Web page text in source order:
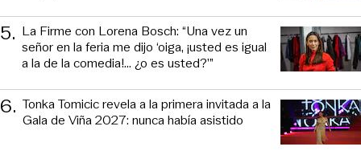
5. La Firme con Lorena Bosch: “Una vez un
señor en la feria me dijo ‘oiga, ¡usted es igual
a la de la comedia!... ¿o es usted?’”
6. Tonka Tomicic revela a la primera invitada a la
Gala de Viña 2027: nunca había asistido